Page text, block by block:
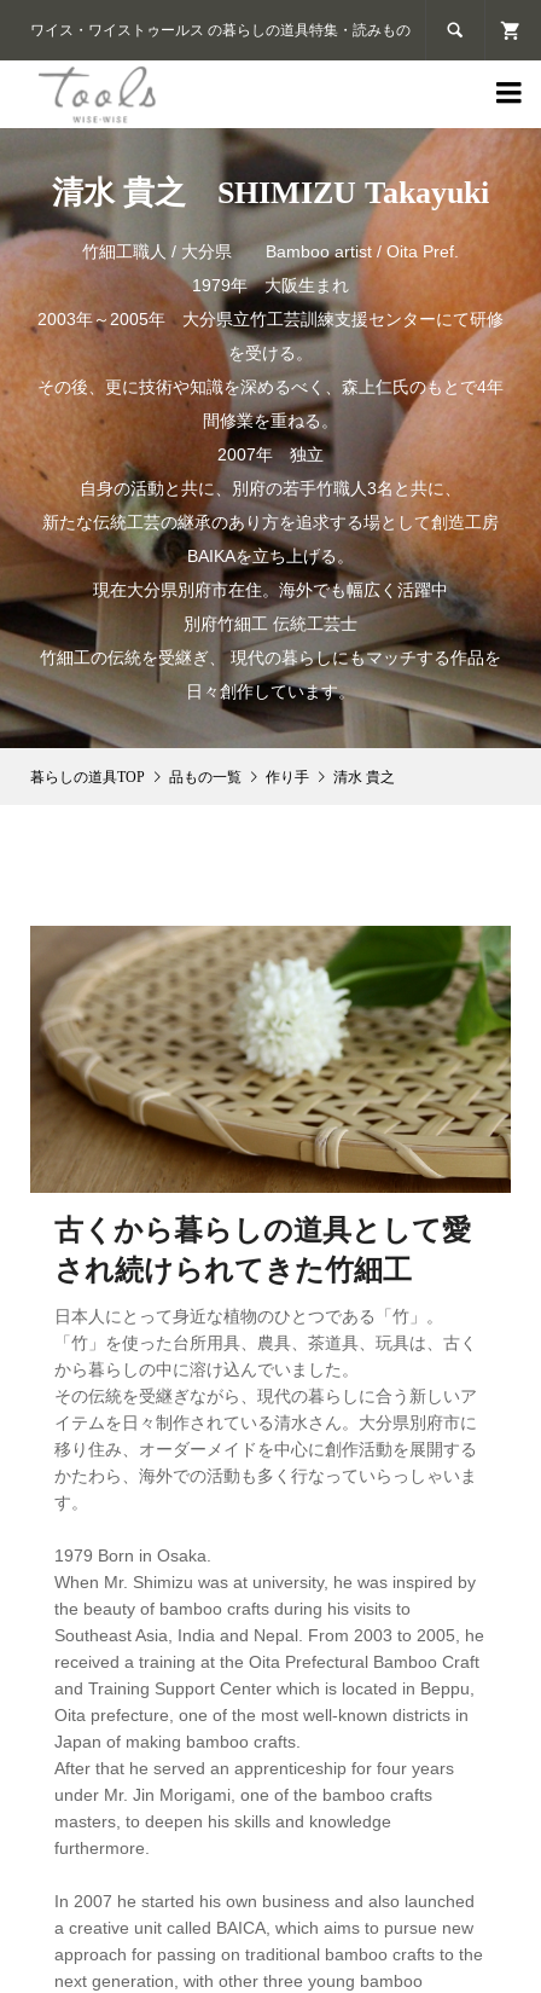
ワイス・ワイストゥールス の暮らしの道具特集・読みもの 

清水 貴之 SHIMIZU Takayuki
竹細工職人 / 大分県 Bamboo artist / Oita Pref.
1979年 大阪生まれ
2003年～2005年 大分県立竹工芸訓練支援センターにて研修
を受ける。
その後、更に技術や知識を深めるべく、森上仁氏のもとで4年
間修業を重ねる。
2007年 独立
自身の活動と共に、別府の若手竹職人3名と共に、
新たな伝統工芸の継承のあり方を追求する場として創造工房
BAIKAを立ち上げる。
現在大分県別府市在住。海外でも幅広く活躍中
別府竹細工 伝統工芸士
竹細工の伝統を受継ぎ、 現代の暮らしにもマッチする作品を
日々創作しています。
品もの一覧 作り手 清水 貴之
古くから暮らしの道具として愛
され続けられてきた竹細工
日本人にとって身近な植物のひとつである「竹」。
「竹」を使った台所用具、農具、茶道具、玩具は、古く
から暮らしの中に溶け込んでいました。
その伝統を受継ぎながら、現代の暮らしに合う新しいア
イテムを日々制作されている清水さん。大分県別府市に
移り住み、オーダーメイドを中心に創作活動を展開する
かたわら、海外での活動も多く行なっていらっしゃいま
す。
1979 Born in Osaka.
When Mr. Shimizu was at university, he was inspired by
the beauty of bamboo crafts during his visits to
Southeast Asia, India and Nepal. From 2003 to 2005, he
received a training at the Oita Prefectural Bamboo Craft
and Training Support Center which is located in Beppu,
Oita prefecture, one of the most well-known districts in
Japan of making bamboo crafts.
After that he served an apprenticeship for four years
under Mr. Jin Morigami, one of the bamboo crafts
masters, to deepen his skills and knowledge
furthermore.
In 2007 he started his own business and also launched
a creative unit called BAICA, which aims to pursue new
approach for passing on traditional bamboo crafts to the
next generation, with other three young bamboo